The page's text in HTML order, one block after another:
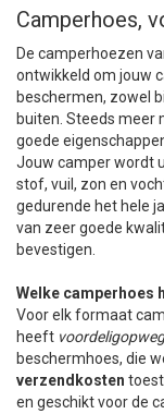
INFORMATIE
PEUGEOT
RENAULT
TOYOTA
VOLKSWAGEN
VOLKSWAGEN
OVERIGE
INFORMATIE
13 INCH
14 INCH
15 INCH
16 INCH
17 INCH
INFORMATIE
LAADKABEL
LAADKABEL
INFORMATIE
STARTEN & LADEN
ELEKTRISCH
ACCULADER
JUMPSTARTER
STARTKABELS
VEILIG OP WEG
PECH
AUTOSTOELTJE
DAKKOFFER
INFORMATIE
SNEEUWKETTINGEN
BESTELWAGEN
STARTKABELS
VEILIG OP WEG
ACCULADER
REGELGEVING
ADVIES BIJ
ACCESSOIRES
INFORMATIE
ONDERDELEN
REGELGEVING
ADVIES BIJ
CARAVANHOES
INFORMATIE
AUTO
CAMPER
AANHANGWAGEN
MOTOR
CARAVAN
ZOMER DEALS
Camperhoes,
De camperhoezen
ontwikkeld om jouw
beschermen, zowel
buiten. Steeds meer
goede
Jouw camper wordt
stof, vuil, zon en
gedurende het hele
van zeer goede
bevestigen.
Welke camperhoes
Voor elk formaat
heeft
beschermhoes, die
verzendkosten
en geschikt voor de